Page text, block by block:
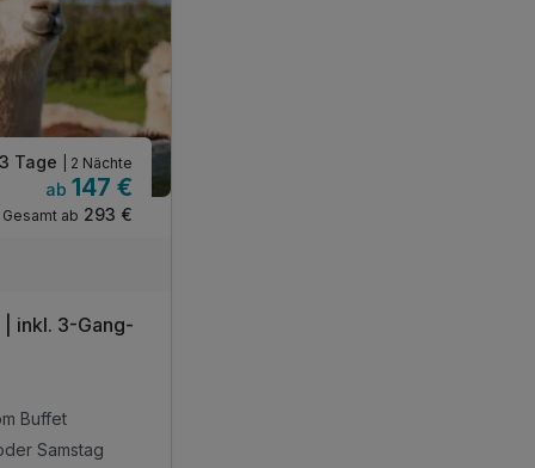
3 Tage | 2 Nächte
ab 147 €
Gesamt ab 293 €
inkl. 3-Gang-
Buffet
Samstag